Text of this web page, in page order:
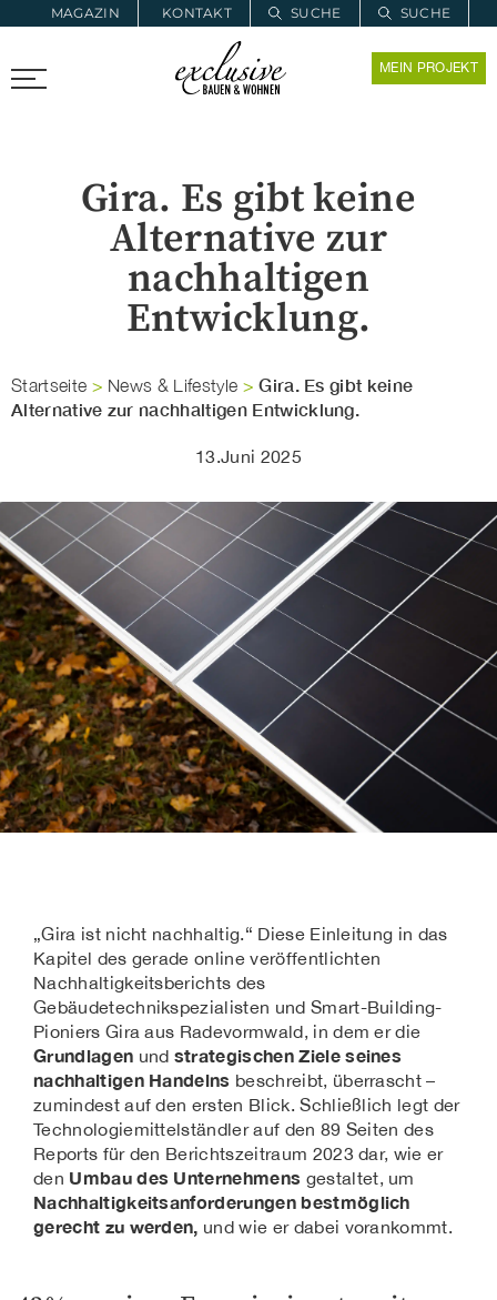
MAGAZIN KONTAKT SUCHE
SUCHE
PROARCHITEC PROINSTALL MEIN PROJEKT
Gira. Es gibt keine
Alternative zur
nachhaltigen
Entwicklung.
Startseite > News & Lifestyle > Gira. Es gibt keine
Alternative zur nachhaltigen Entwicklung.
13.Juni 2025
„Gira ist nicht nachhaltig.“ Diese Einleitung in das
Kapitel des gerade online veröffentlichten
Nachhaltigkeitsberichts des
Gebäudetechnikspezialisten und Smart-Building-
Pioniers Gira aus Radevormwald, in dem er die
Grundlagen und strategischen Ziele seines
nachhaltigen Handelns beschreibt, überrascht –
zumindest auf den ersten Blick. Schließlich legt der
Technologiemittelständler auf den 89 Seiten des
Reports für den Berichtszeitraum 2023 dar, wie er
den Umbau des Unternehmens gestaltet, um
Nachhaltigkeitsanforderungen bestmöglich
gerecht zu werden, und wie er dabei vorankommt.